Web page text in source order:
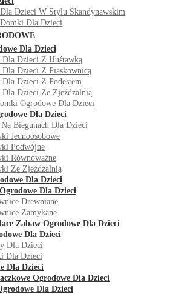
Dzieci W Stylu Skandynawskim
Dla Dzieci
Dla Dzieci
Dzieci Z Huśtawką
Dzieci Z Piaskownicą
Dzieci Z Podestem
Dzieci Ze Zjeżdżalnią
Ogrodowe Dla Dzieci
Dla Dzieci
Biegunach Dla Dzieci
Jednoosobowe
Podwójne
Równoważne
Ze Zjeżdżalnią
Dla Dzieci
Dla Dzieci
Drewniane
Zamykane
Zabaw Ogrodowe Dla Dzieci
Dla Dzieci
Dla Dzieci
Dla Dzieci
Dla Dzieci
Ogrodowe Dla Dzieci
Dla Dzieci